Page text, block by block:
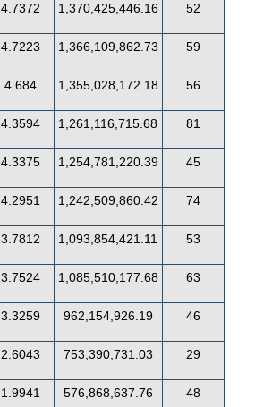
4.7372 1,370,425,446.16 52
4.7223 1,366,109,862.73 59
4.684 1,355,028,172.18 56
4.3594 1,261,116,715.68 81
4.3375 1,254,781,220.39 45
4.2951 1,242,509,860.42 74
3.7812 1,093,854,421.11 53
3.7524 1,085,510,177.68 63
3.3259 962,154,926.19 46
2.6043 753,390,731.03 29
1.9941 576,868,637.76 48